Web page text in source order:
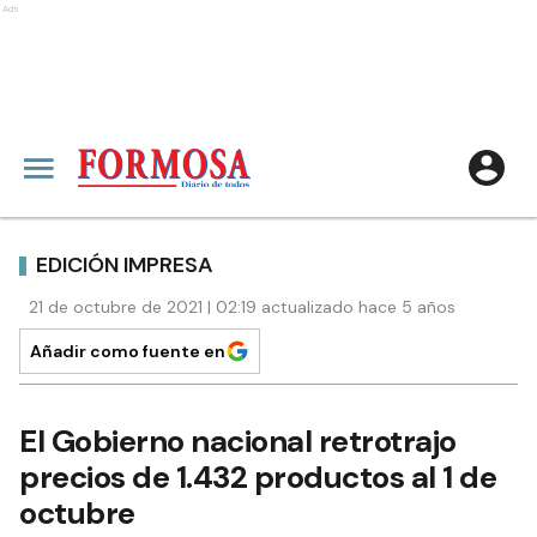
Ads
EDICIÓN IMPRESA
21 de octubre de 2021 | 02:19 actualizado hace 5 años
Añadir como fuente en
El Gobierno nacional retrotrajo
precios de 1.432 productos al 1 de
octubre